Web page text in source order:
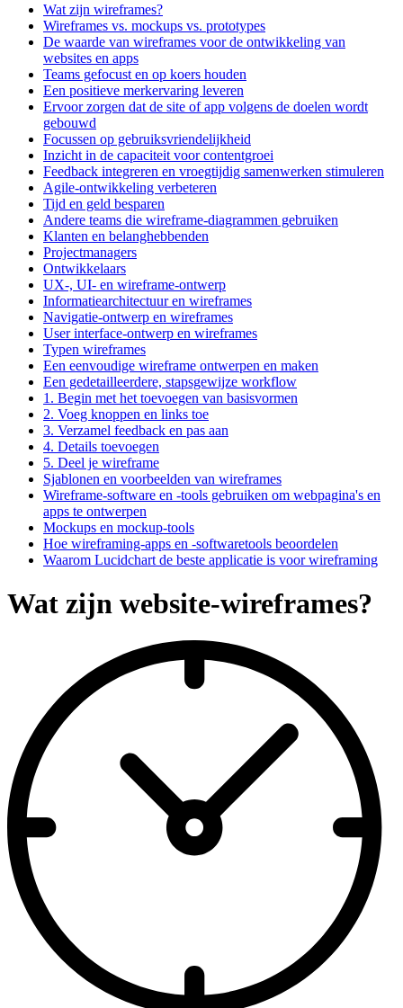
Wat zijn wireframes?
Wireframes vs. mockups vs. prototypes
De waarde van wireframes voor de ontwikkeling van
websites en apps
Teams gefocust en op koers houden
Een positieve merkervaring leveren
Ervoor zorgen dat de site of app volgens de doelen wordt
gebouwd
Focussen op gebruiksvriendelijkheid
Inzicht in de capaciteit voor contentgroei
Feedback integreren en vroegtijdig samenwerken stimuleren
Agile-ontwikkeling verbeteren
Tijd en geld besparen
Andere teams die wireframe-diagrammen gebruiken
Klanten en belanghebbenden
Projectmanagers
Ontwikkelaars
UX-, UI- en wireframe-ontwerp
Informatiearchitectuur en wireframes
Navigatie-ontwerp en wireframes
User interface-ontwerp en wireframes
Typen wireframes
Een eenvoudige wireframe ontwerpen en maken
Een gedetailleerdere, stapsgewijze workflow
1. Begin met het toevoegen van basisvormen
2. Voeg knoppen en links toe
3. Verzamel feedback en pas aan
4. Details toevoegen
5. Deel je wireframe
Sjablonen en voorbeelden van wireframes
Wireframe-software en -tools gebruiken om webpagina's en
apps te ontwerpen
Mockups en mockup-tools
Hoe wireframing-apps en -softwaretools beoordelen
Waarom Lucidchart de beste applicatie is voor wireframing
Wat zijn website-wireframes?